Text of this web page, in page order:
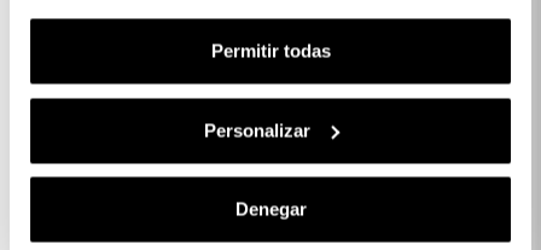
Permitir todas
Personalizar
Denegar